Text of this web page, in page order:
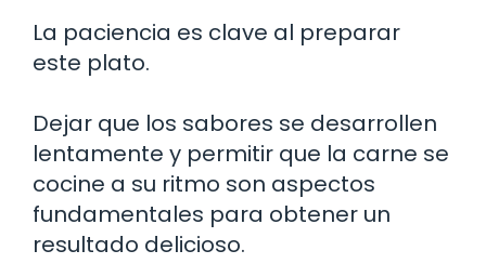
La paciencia es clave al preparar
este plato.
Dejar que los sabores se desarrollen
lentamente y permitir que la carne se
cocine a su ritmo son aspectos
fundamentales para obtener un
resultado delicioso.